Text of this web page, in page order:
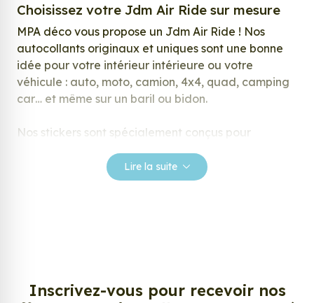
Choisissez votre Jdm Air Ride sur mesure
MPA déco vous propose un Jdm Air Ride ! Nos
autocollants originaux et uniques sont une bonne
idée pour votre intérieur intérieure ou votre
véhicule : auto, moto, camion, 4x4, quad, camping
car… et même sur un baril ou bidon.
Nos stickers sont spécialement conçus pour
notre large gamme de stickers.
décorer votre intérieur ou votre véhicule.
Lire la suite
Inscrivez-vous pour recevoir nos